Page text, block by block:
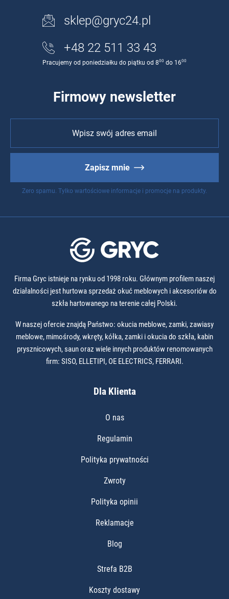
sklep@gryc24.pl
+48 22 511 33 43
Pracujemy od poniedziałku do piątku od 800 do 1600
Firmowy newsletter
Zapisz mnie
Zero spamu. Tylko wartościowe informacje i promocje na produkty.
Firma Gryc istnieje na rynku od 1998 roku. Głównym profilem naszej
działalności jest hurtowa sprzedaż okuć meblowych i akcesoriów do
szkła hartowanego na terenie całej Polski.
W naszej ofercie znajdą Państwo: okucia meblowe, zamki, zawiasy
meblowe, mimośrody, wkręty, kółka, zamki i okucia do szkła, kabin
prysznicowych, saun oraz wiele innych produktów renomowanych
firm: SISO, ELLETIPI, OE ELECTRICS, FERRARI.
Dla Klienta
O nas
Regulamin
Polityka prywatności
Zwroty
Polityka opinii
Reklamacje
Blog
Strefa B2B
Koszty dostawy